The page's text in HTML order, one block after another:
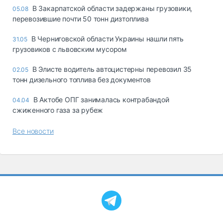
Топливо, масла и
автохимия
Дзен
05.08 В Закарпатской области задержаны грузовики,
перевозившие почти 50 тонн дизтоплива
31.05 В Черниговской области Украины нашли пять
грузовиков с львовским мусором
02.05 В Элисте водитель автоцистерны перевозил 35
тонн дизельного топлива без документов
04.04
В Актобе ОПГ занималась контрабандой
сжиженного газа за рубеж
Все новости